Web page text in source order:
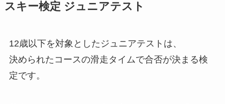
スキー検定 ジュニアテスト
12歳以下を対象としたジュニアテストは、
決められたコースの滑走タイムで合否が決まる検
定です。